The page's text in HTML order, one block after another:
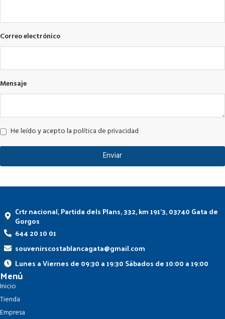
Correo electrónico
Mensaje
He leído y acepto lapolítica de privacidad
Enviar
Crtr nacional, Partida dels Plans, 332, km 191'3, 03740 Gata de
Gorgos
644 20 10 01
souvenirscostablancagata@gmail.com
Lunes a Viernes de 09:30 a 19:30 Sábados de 10:00 a 19:00
Menú
Inicio
Tienda
Empresa